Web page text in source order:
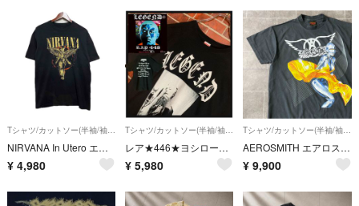
Tシャツ/カットソー(半袖/袖なし)
NIRVANA In Utero エンジェル バンドT メンズXL
¥ 4,980
Tシャツ/カットソー(半袖/袖なし)
レア★446★ヨシロー★LEGEND★1976-2016★追悼★グラフィック両面プリント★ラップtシャツ★L★ジャパレゲ★レゲエ
¥ 5,980
Tシャツ/カットソー(半袖/袖なし)
AEROSMITH エアロスミス × 空山基 SORAYAMA バンドTシャツ ブラック L
¥ 9,900